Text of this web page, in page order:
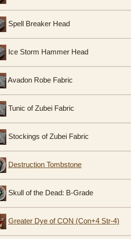
Spell Breaker Head
Ice Storm Hammer Head
Avadon Robe Fabric
Tunic of Zubei Fabric
Stockings of Zubei Fabric
Destruction Tombstone
Skull of the Dead: B-Grade
Greater Dye of CON (Con+4 Str-4)